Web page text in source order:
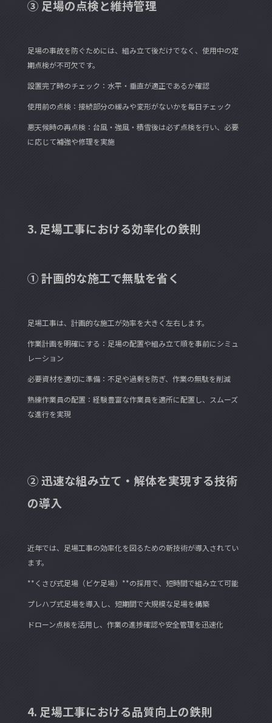
③ 足場の点検と維持管理
足場の事故を防ぐためには、組み立て後だけでなく、使用中の定
期点検が不可欠です。
設置完了時のチェック：水平・垂直が適正であるか確認
使用前の点検：接続部分の緩みや変形がないかを毎日チェック
悪天候時の再点検：台風・強風・積雪後は必ず点検を行い、必要
に応じて補強や修理を実施
3. 足場工事における効率化の鉄則
① 計画的な施工で無駄を省く
足場工事は、計画的な施工が効率を大きく左右します。
作業計画を明確にする：足場の配置や組み立て順を事前にシミュ
レーション
必要資材を適切に準備：不足や過剰を防ぎ、作業の無駄を削減
熟練作業員の配置：経験豊富な作業員を適所に配置し、スムーズ
な進行を実現
② 迅速な組み立て・解体を実現する技術
の導入
近年では、足場工事の効率化を図るための新技術が導入されてい
ます。
**くさび式足場（ビケ足場）**の採用で、短時間で組み立て可能
プレハブ式足場を導入し、短期間で大規模な足場を構築
ドローン点検を活用し、作業の進捗確認や安全管理を迅速化
4. 足場工事における品質向上の鉄則